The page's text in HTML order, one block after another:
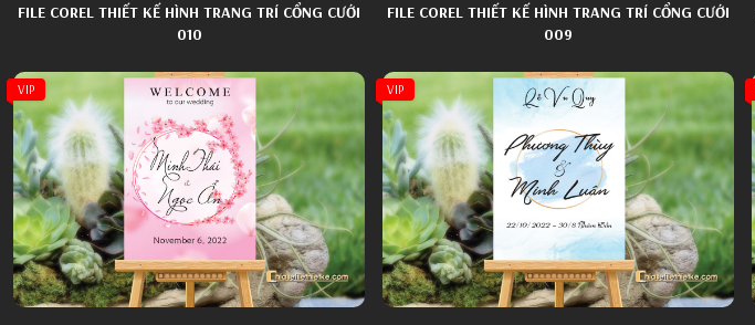
FILE COREL THIẾT KẾ HÌNH TRANG TRÍ CỔNG CƯỚI
010
FILE COREL THIẾT KẾ HÌNH TRANG TRÍ CỔNG CƯỚI
009
VIP VIP